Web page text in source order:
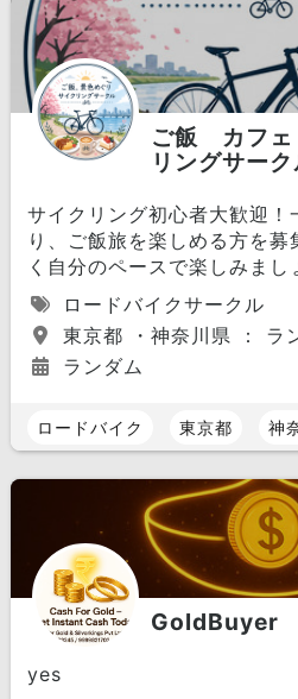
ご飯 カフ
リングサー
サイクリング初心者大歓迎！
り、ご飯旅を楽しめる方を
く自分のペースで楽しみまし
ロードバイクサークル
東京都 ・神奈川県 ： ラ
ランダム
ロードバイク 東京都 神
GoldBuyer
yes